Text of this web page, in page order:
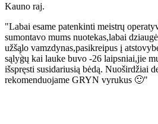
Kauno raj.
"Labai esame patenkinti meistrų
sumontavo mums nuotekas,labai
užšąlo vamzdynas,pasikreipus į
sąlygų kai lauke buvo -26 laipsniai,jie
išspręsti susidariusią bėdą. Nuoširdžiai
rekomenduojame GRYN vyrukus 🙂"